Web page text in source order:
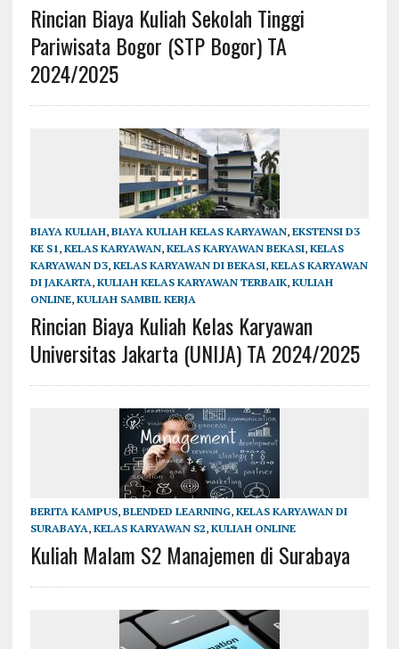
Rincian Biaya Kuliah Sekolah Tinggi
Pariwisata Bogor (STP Bogor) TA
2024/2025
BIAYA KULIAH, BIAYA KULIAH KELAS KARYAWAN, EKSTENSI D3
KE S1 , KELAS KARYAWAN, KELAS KARYAWAN BEKASI, KELAS
KARYAWAN D3, KELAS KARYAWAN DI BEKASI, KELAS KARYAWAN
DI JAKARTA, KULIAH KELAS KARYAWAN TERBAIK, KULIAH
ONLINE, KULIAH SAMBIL KERJA
Rincian Biaya Kuliah Kelas Karyawan
Universitas Jakarta (UNIJA) TA 2024/2025
BERITA KAMPUS, BLENDED LEARNING, KELAS KARYAWAN DI
SURABAYA, KELAS KARYAWAN S2, KULIAH ONLINE
Kuliah Malam S2 Manajemen di Surabaya